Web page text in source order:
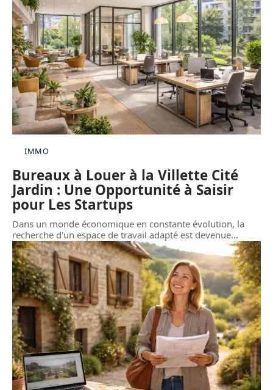
IMMO
Bureaux à Louer à la Villette Cité
Jardin : Une Opportunité à Saisir
pour Les Startups
Dans un monde économique en constante évolution, la
recherche d'un espace de travail adapté est devenue…